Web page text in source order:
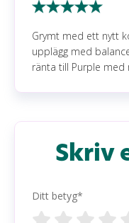
Grymt med ett nytt
upplägg med
ränta till Purple med
Skriv
Ditt betyg*